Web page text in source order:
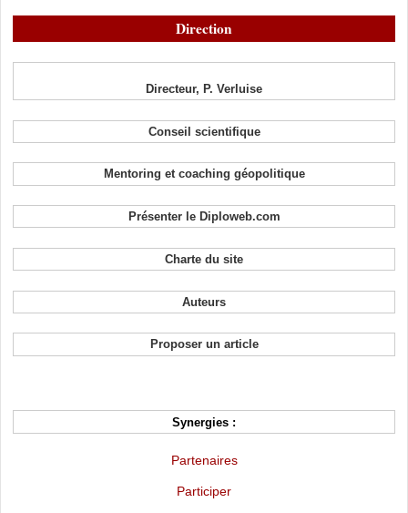
Direction
Directeur, P. Verluise
Conseil scientifique
Mentoring et coaching géopolitique
Présenter le Diploweb.com
Charte du site
Auteurs
Proposer un article
Synergies :
Partenaires
Participer